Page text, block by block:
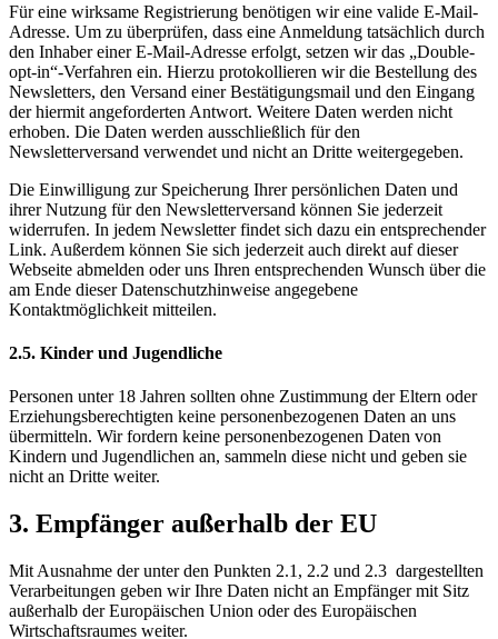
Für eine wirksame Registrierung benötigen wir eine valide E-Mail-
Adresse. Um zu überprüfen, dass eine Anmeldung tatsächlich durch
den Inhaber einer E-Mail-Adresse erfolgt, setzen wir das „Double-
opt-in“-Verfahren ein. Hierzu protokollieren wir die Bestellung des
Newsletters, den Versand einer Bestätigungsmail und den Eingang
der hiermit angeforderten Antwort. Weitere Daten werden nicht
erhoben. Die Daten werden ausschließlich für den
Newsletterversand verwendet und nicht an Dritte weitergegeben.
Die Einwilligung zur Speicherung Ihrer persönlichen Daten und
ihrer Nutzung für den Newsletterversand können Sie jederzeit
widerrufen. In jedem Newsletter findet sich dazu ein entsprechender
Link. Außerdem können Sie sich jederzeit auch direkt auf dieser
Webseite abmelden oder uns Ihren entsprechenden Wunsch über die
am Ende dieser Datenschutzhinweise angegebene
Kontaktmöglichkeit mitteilen.
2.5. Kinder und Jugendliche
Personen unter 18 Jahren sollten ohne Zustimmung der Eltern oder
Erziehungsberechtigten keine personenbezogenen Daten an uns
übermitteln. Wir fordern keine personenbezogenen Daten von
Kindern und Jugendlichen an, sammeln diese nicht und geben sie
nicht an Dritte weiter.
3. Empfänger außerhalb der EU
Mit Ausnahme der unter den Punkten 2.1, 2.2 und 2.3 dargestellten
Verarbeitungen geben wir Ihre Daten nicht an Empfänger mit Sitz
außerhalb der Europäischen Union oder des Europäischen
Wirtschaftsraumes weiter.